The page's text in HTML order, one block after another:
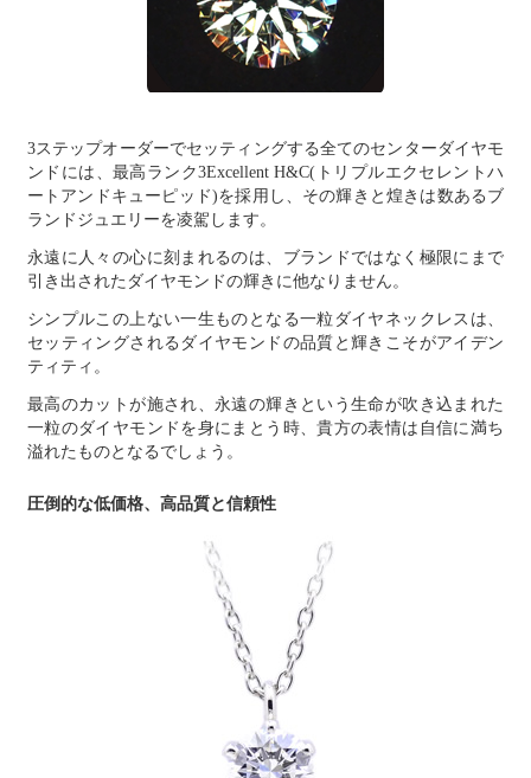
3ステップオーダーでセッティングする全てのセンターダイヤモ
ンドには、最高ランク3Excellent H&C(トリプルエクセレントハ
ートアンドキューピッド)を採用し、その輝きと煌きは数あるブ
ランドジュエリーを凌駕します。
永遠に人々の心に刻まれるのは、ブランドではなく極限にまで
引き出されたダイヤモンドの輝きに他なりません。
シンプルこの上ない一生ものとなる一粒ダイヤネックレスは、
セッティングされるダイヤモンドの品質と輝きこそがアイデン
ティティ。
最高のカットが施され、永遠の輝きという生命が吹き込まれた
一粒のダイヤモンドを身にまとう時、貴方の表情は自信に満ち
溢れたものとなるでしょう。
圧倒的な低価格、高品質と信頼性